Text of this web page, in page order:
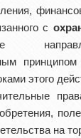
с
этого
на